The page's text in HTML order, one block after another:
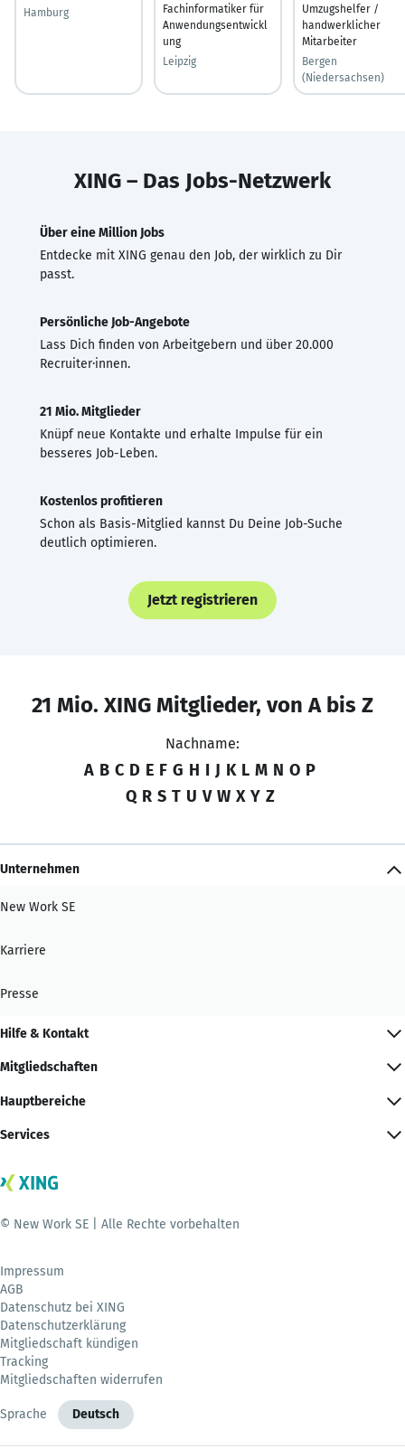
Hamburg
Fachinformatiker für
Anwendungsentwickl
ung
Leipzig
Umzugshelfer /
handwerklicher
Mitarbeiter
Bergen
(Niedersachsen)
XING – Das Jobs-Netzwerk
Über eine Million Jobs
Entdecke mit XING genau den Job, der wirklich zu Dir
passt.
Persönliche Job-Angebote
Lass Dich finden von Arbeitgebern und über 20.000
Recruiter·innen.
21 Mio. Mitglieder
Knüpf neue Kontakte und erhalte Impulse für ein
besseres Job-Leben.
Kostenlos profitieren
Schon als Basis-Mitglied kannst Du Deine Job-Suche
deutlich optimieren.
Jetzt registrieren
21 Mio. XING Mitglieder, von A bis Z
Nachname:
A B C D E F G H I J K L M N O P
Q R S T U V W X Y Z
Unternehmen
New Work SE
Karriere
Presse
Hilfe & Kontakt
Mitgliedschaften
Hauptbereiche
Services
© New Work SE | Alle Rechte vorbehalten
Impressum
AGB
Datenschutz bei XING
Datenschutzerklärung
Mitgliedschaft kündigen
Tracking
Mitgliedschaften widerrufen
Sprache Deutsch